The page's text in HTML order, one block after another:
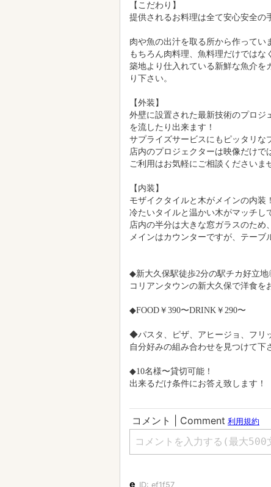
新大久保で本格フレンチ☆
4月28日全メニューリニューアルし
【こだわり】
提供されるお料理は全て安心安全の
肉や魚の出汁を取る所から作ってい
もちろん肉料理、魚料理だけでは
築地より仕入れている新鮮な魚介を
り下さい。
【外装】
を流したり出来ます！
サプライズサービスにもピッタリな
店内のプロジェクターは映像だけで
ご利用はお気軽にご相談くださいま
冷たいタイルと温かい木がマッチし
店内の半分は大きな窓ガラスのため
メインはカウンターですが、テーブ
◆新大久保駅徒歩2分の駅チカ好立
コリアンタウンの新大久保で洋食を
◆FOOD￥390〜DRINK￥290〜
◆パスタ、ピザ、アヒージョ、フリ
◆10名様〜貸切可能！
出来るだけ条件にお答え致します！